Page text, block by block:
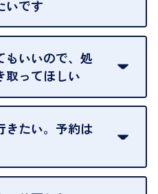
いです
です。
ため、翌日には査定額が変
。
もいいので、処
取ってほしい
によってはお断りすること
ださい。
きたい。予約は
在はご来店の予約は承って